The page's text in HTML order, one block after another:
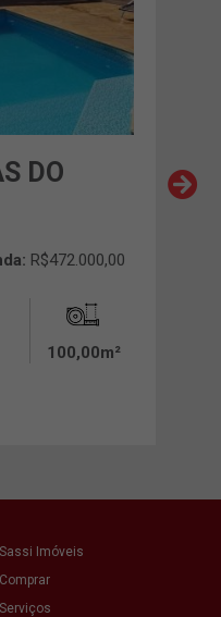
DO
R$472.000,00
100,00m²
Sassi Imóveis
Comprar
Serviços